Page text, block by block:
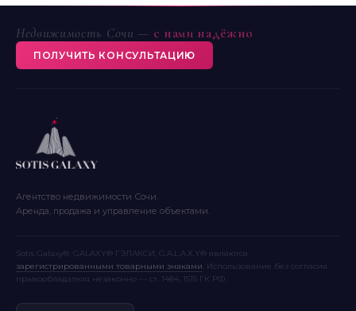
Недвижимость Сочи — с нами надёжно
ПОЛУЧИТЬ КОНСУЛЬТАЦИЮ
Агентство недвижимости Сочи.
Аренда, продажа и управление объектами.
Sotis Galaxy®, GALAXY® ГЭЛАКСИ, G.A.L.A.X.Y® являются
зарегистрированными товарными знаками . Использование без согласия
правообладателя незаконно — ст. 1484, 1515 ГК РФ.